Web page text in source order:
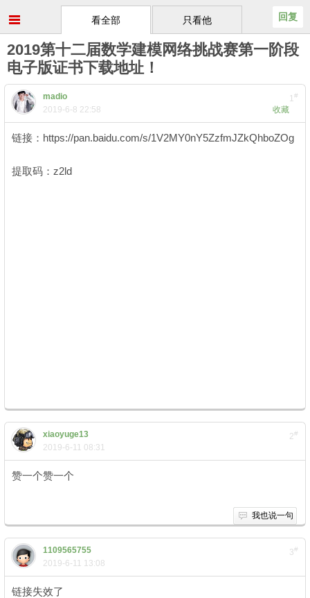
只看他
看全部 回复
2019第十二届数学建模网络挑战赛第一阶段
电子版证书下载地址！
1#
madio
收藏
2019-6-8 22:58
链接：https://pan.baidu.com/s/1V2MY0nY5ZzfmJZkQhboZOg
提取码：z2ld
2#
xiaoyuge13
2019-6-11 08:31
赞一个赞一个
我也说一句
3#
1109565755
2019-6-11 13:08
链接失效了